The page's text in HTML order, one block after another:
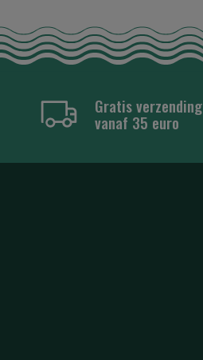
Gratis verzending
vanaf 35 euro